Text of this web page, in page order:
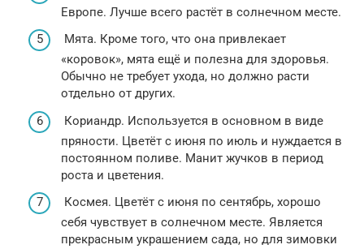
Европе. Лучше всего растёт в солнечном месте.
Мята. Кроме того, что она привлекает
«коровок», мята ещё и полезна для здоровья.
Обычно не требует ухода, но должно расти
отдельно от других.
Кориандр. Используется в основном в виде
пряности. Цветёт с июня по июль и нуждается в
постоянном поливе. Манит жучков в период
роста и цветения.
Космея. Цветёт с июня по сентябрь, хорошо
себя чувствует в солнечном месте. Является
прекрасным украшением сада, но для зимовки